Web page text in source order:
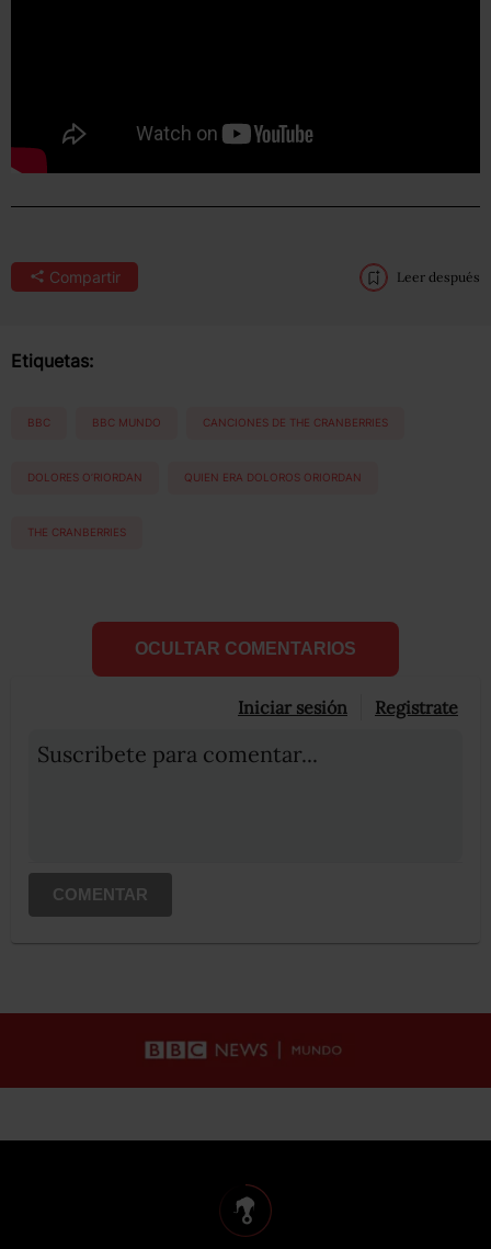
Compartir Leer después
Etiquetas:
BBC BBC MUNDO CANCIONES DE THE CRANBERRIES
DOLORES O’RIORDAN QUIEN ERA DOLOROS ORIORDAN
THE CRANBERRIES
OCULTAR COMENTARIOS
Iniciar sesión Registrate
Suscribete para comentar...
COMENTAR